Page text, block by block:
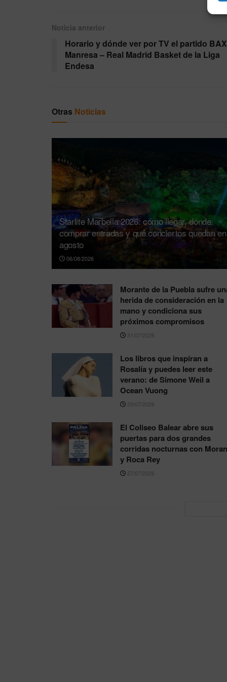
Noticia anterior
Horario y dónde ver por TV el partido
Manresa – Real Madrid Basket de la Liga
Endesa
Otras Noticias
Starlite Marbella 2026: cómo llegar, dónde
comprar entradas y qué conciertos quedan en
agosto
06/08/2026
Morante de la Puebla sufre
herida de consideración en la
mano y condiciona sus
próximos compromisos
31/07/2026
Los libros que inspiran a
Rosalía y puedes leer este
verano: de Simone Weil a
Ocean Vuong
29/07/2026
El Coliseo Balear abre sus
puertas para dos grandes
corridas nocturnas con
y Roca Rey
27/07/2026